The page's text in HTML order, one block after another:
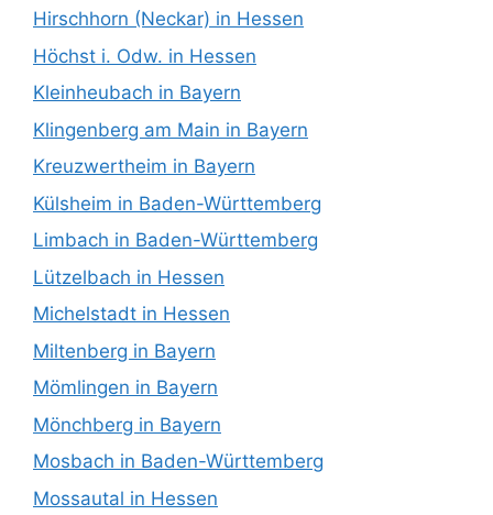
Hirschhorn (Neckar) in Hessen
Höchst i. Odw. in Hessen
Kleinheubach in Bayern
Klingenberg am Main in Bayern
Kreuzwertheim in Bayern
Külsheim in Baden-Württemberg
Limbach in Baden-Württemberg
Lützelbach in Hessen
Michelstadt in Hessen
Miltenberg in Bayern
Mömlingen in Bayern
Mönchberg in Bayern
Mosbach in Baden-Württemberg
Mossautal in Hessen